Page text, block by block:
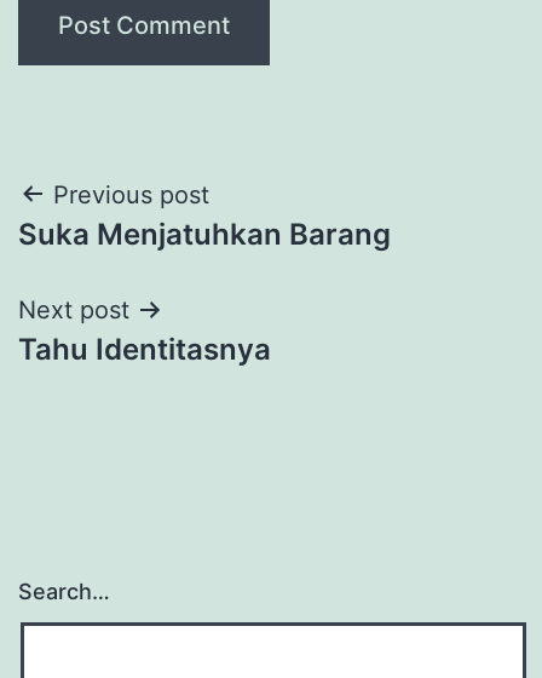
Post
navigation
Previous post
Suka Menjatuhkan Barang
Next post
Tahu Identitasnya
Search…